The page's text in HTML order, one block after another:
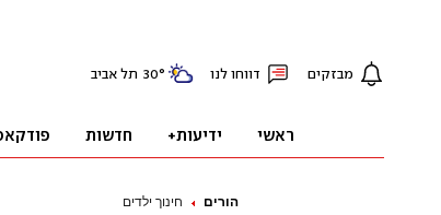
הורים חינוך ילדים